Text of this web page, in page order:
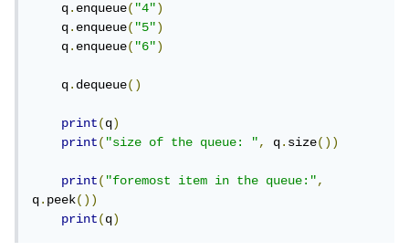
    q
.enqueue("4")
    q
.enqueue("5")
    q
.enqueue("6")
    q
.dequeue()
print(q)
print("size of the queue: ", q.size())
print("foremost item in the queue:",
q.peek())
print(q)